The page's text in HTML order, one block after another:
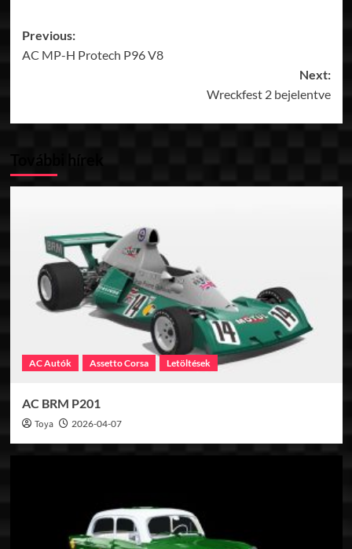
Post
navigation
Previous:
AC MP-H Protech P96 V8
Next:
Wreckfest 2 bejelentve
AC Autók Assetto Corsa Letöltések
AC BRM P201
Toya 2026-04-07